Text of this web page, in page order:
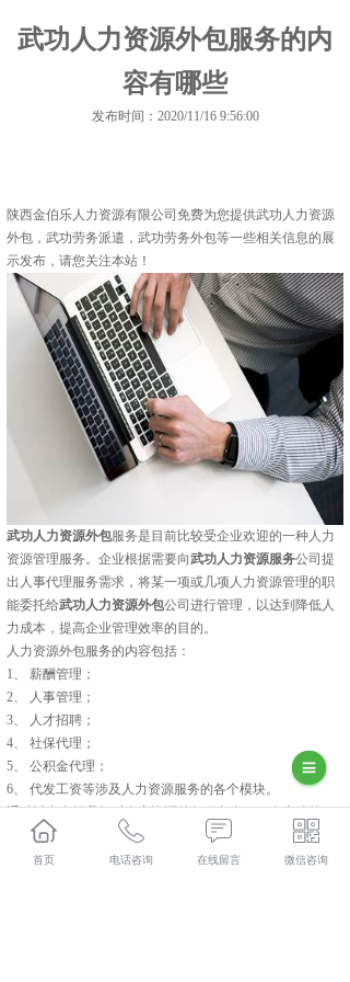
武功人力资源外包服务的内
容有哪些
发布时间：2020/11/16 9:56:00
陕西金伯乐人力资源有限公司免费为您提供武功人力资源
外包 ，武功劳务派遣，武功劳务外包等一些相关信息的展
示发布，请您关注本站！
武功人力资源外包服务是目前比较受企业欢迎的一种人力
资源管理服务。企业根据需要向武功人力资源服务公司提
出人事代理服务需求，将某一项或几项人力资源管理的职
能委托给武功人力资源外包公司进行管理，以达到降低人
力成本，提高企业管理效率的目的。
人力资源外包服务的内容包括：
1、 薪酬管理；
2、 人事管理；
3、 人才招聘；
4、 社保代理；
5、 公积金代理；
6、 代发工资等涉及人力资源服务的各个模块。
通过以上介绍我们对人力资源外包服务有了一个大致的了
解，有需要这方面服务的客户可来电咨询我们。
武功人力资源外包怎么样？武功劳务派遣哪家便宜？武功
首页 电话咨询 在线留言 微信咨询